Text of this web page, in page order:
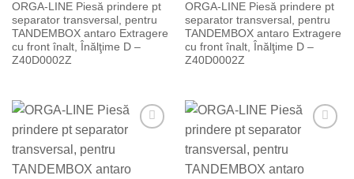
ORGA-LINE Piesă prindere pt
separator transversal, pentru
TANDEMBOX antaro Extragere
cu front înalt, Înălţime D –
Z40D0002Z
ORGA-LINE Piesă prindere pt
separator transversal, pentru
TANDEMBOX antaro Extragere
cu front înalt, Înălţime D –
Z40D0002Z